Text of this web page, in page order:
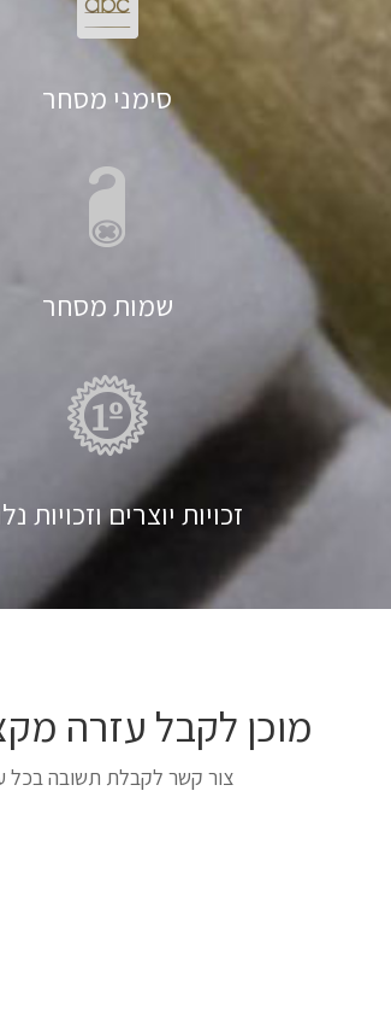
סימני מסחר
שמות מסחר
זכויות יוצרים וזכויות
מוכן לקבל עזרה
צור קשר לקבלת תשובה בכל